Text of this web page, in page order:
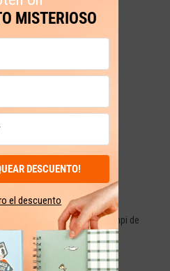
DEVOLUCIONES
SEGURO
Con la seguridad de Wompi de
DESCUENTO!
MISTERIOSO
el descuento